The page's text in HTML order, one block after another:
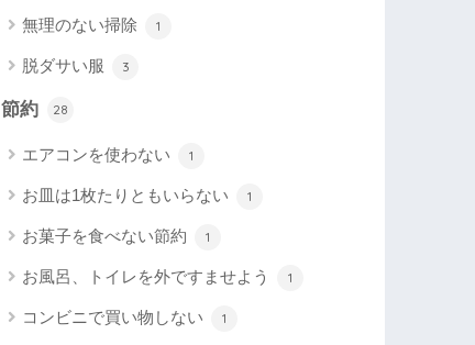
無理のない掃除 1
脱ダサい服 3
節約 28
エアコンを使わない 1
お皿は1枚たりともいらない 1
お菓子を食べない節約 1
お風呂、トイレを外ですませよう 1
コンビニで買い物しない 1